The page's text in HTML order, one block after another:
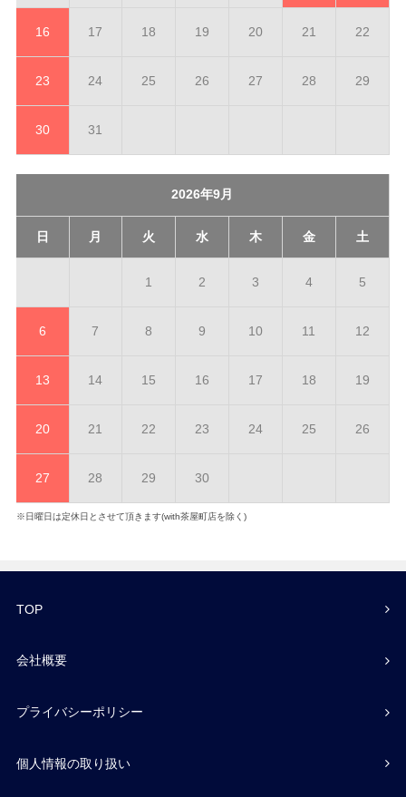
16 17 18 19 20 21 22
23 24 25 26 27 28 29
30 31
2026年9月
日 月 火 水 木 金 土
1 2 3 4 5
6 7 8 9 10 11 12
13 14 15 16 17 18 19
20 21 22 23 24 25 26
27 28 29 30
※日曜日は定休日とさせて頂きます(with茶屋町店を除く)
TOP
会社概要
プライバシーポリシー
個人情報の取り扱い